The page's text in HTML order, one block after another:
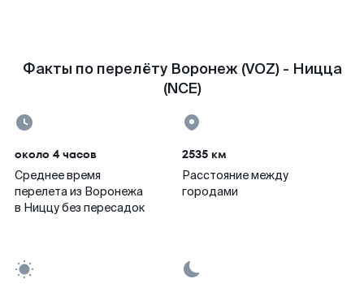
Факты по перелёту Воронеж (VOZ) - Ницца
(NCE)
около 4 часов
Среднее время
перелета из Воронежа
в Ниццу без пересадок
2535 км
Расстояние между
городами